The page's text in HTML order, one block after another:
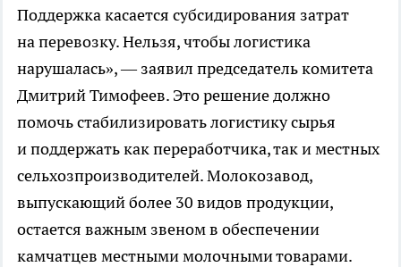
Поддержка касается субсидирования затрат
на перевозку. Нельзя, чтобы логистика
нарушалась», — заявил председатель комитета
Дмитрий Тимофеев. Это решение должно
помочь стабилизировать логистику сырья
и поддержать как переработчика, так и местных
сельхозпроизводителей. Молокозавод,
выпускающий более 30 видов продукции,
остается важным звеном в обеспечении
камчатцев местными молочными товарами.